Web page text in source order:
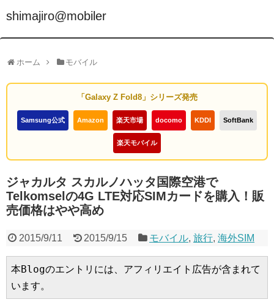
shimajiro@mobiler
ホーム モバイル
「Galaxy Z Fold8」シリーズ発売
Samsung公式 Amazon 楽天市場 docomo KDDI SoftBank
楽天モバイル
ジャカルタ スカルノハッタ国際空港で
Telkomselの4G LTE対応SIMカードを購入！販
売価格はやや高め
2015/9/11 2015/9/15 モバイル,旅行,海外SIM
本Blogのエントリには、アフィリエイト広告が含まれて
います。